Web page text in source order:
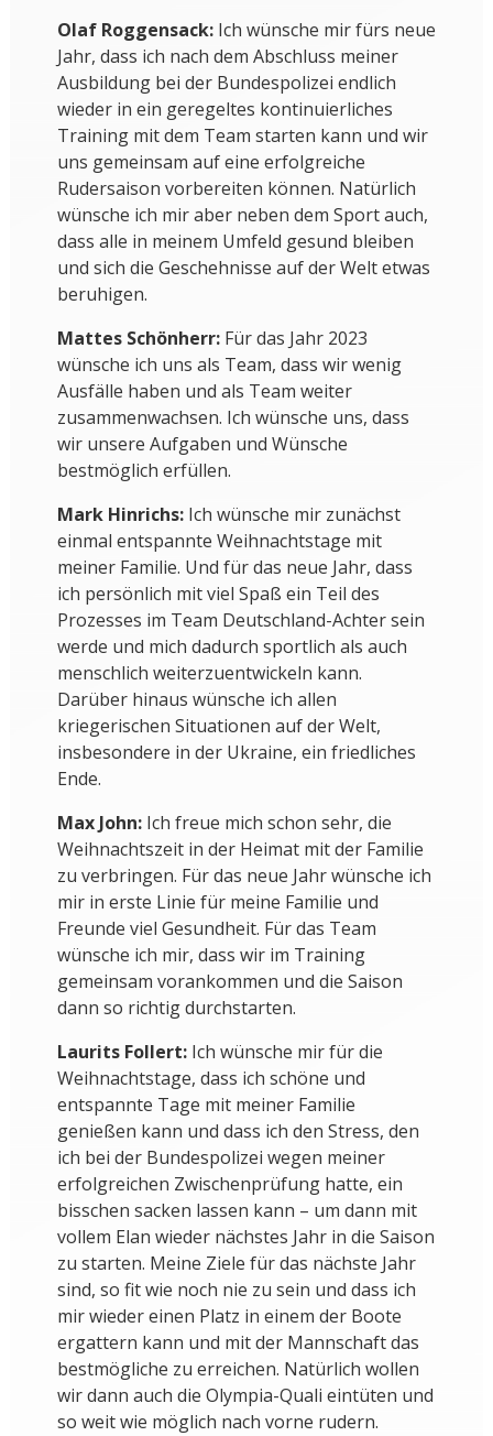
Olaf Roggensack:Ich wünsche mir fürs neue
Jahr, dass ich nach dem Abschluss meiner
Ausbildung bei der Bundespolizei endlich
wieder in ein geregeltes kontinuierliches
Training mit dem Team starten kann und wir
uns gemeinsam auf eine erfolgreiche
Rudersaison vorbereiten können. Natürlich
wünsche ich mir aber neben dem Sport auch,
dass alle in meinem Umfeld gesund bleiben
und sich die Geschehnisse auf der Welt etwas
beruhigen.
Mattes Schönherr:Für das Jahr 2023
wünsche ich uns als Team, dass wir wenig
Ausfälle haben und als Team weiter
zusammenwachsen. Ich wünsche uns, dass
wir unsere Aufgaben und Wünsche
bestmöglich erfüllen.
Mark Hinrichs:Ich wünsche mir zunächst
einmal entspannte Weihnachtstage mit
meiner Familie. Und für das neue Jahr, dass
ich persönlich mit viel Spaß ein Teil des
Prozesses im Team Deutschland-Achter sein
werde und mich dadurch sportlich als auch
menschlich weiterzuentwickeln kann.
Darüber hinaus wünsche ich allen
kriegerischen Situationen auf der Welt,
insbesondere in der Ukraine, ein friedliches
Ende.
Max John:Ich freue mich schon sehr, die
Weihnachtszeit in der Heimat mit der Familie
zu verbringen. Für das neue Jahr wünsche ich
mir in erste Linie für meine Familie und
Freunde viel Gesundheit. Für das Team
wünsche ich mir, dass wir im Training
gemeinsam vorankommen und die Saison
dann so richtig durchstarten.
Laurits Follert:Ich wünsche mir für die
Weihnachtstage, dass ich schöne und
entspannte Tage mit meiner Familie
genießen kann und dass ich den Stress, den
ich bei der Bundespolizei wegen meiner
erfolgreichen Zwischenprüfung hatte, ein
bisschen sacken lassen kann – um dann mit
vollem Elan wieder nächstes Jahr in die Saison
zu starten. Meine Ziele für das nächste Jahr
sind, so fit wie noch nie zu sein und dass ich
mir wieder einen Platz in einem der Boote
ergattern kann und mit der Mannschaft das
bestmögliche zu erreichen. Natürlich wollen
wir dann auch die Olympia-Quali eintüten und
so weit wie möglich nach vorne rudern.